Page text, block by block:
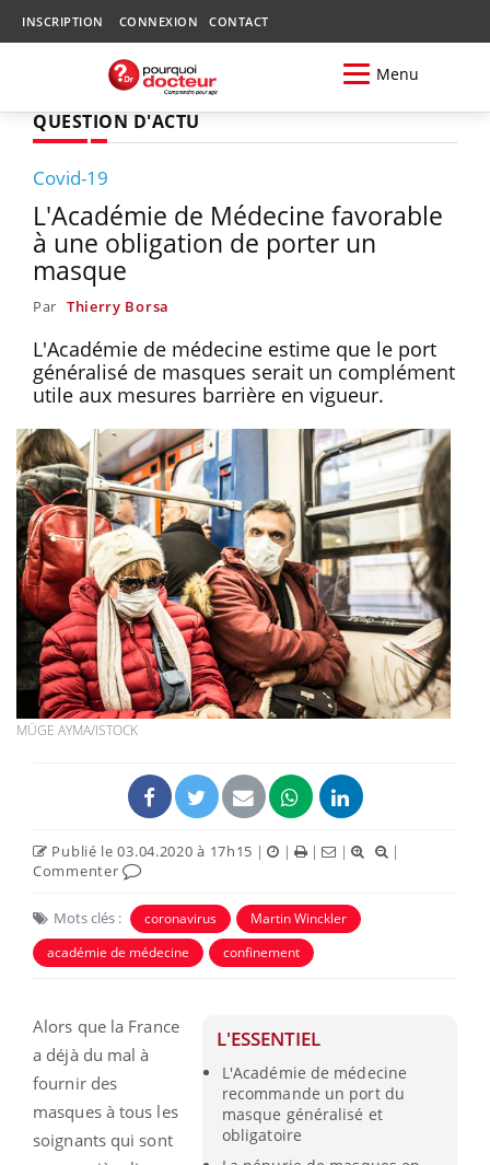
INSCRIPTION CONNEXION CONTACT
Menu
QUESTION D'ACTU
Covid-19
L'Académie de Médecine favorable
à une obligation de porter un
masque
Par Thierry Borsa
L'Académie de médecine estime que le port
généralisé de masques serait un complément
utile aux mesures barrière en vigueur.
MÜGE AYMA/ISTOCK
Publié le 03.04.2020 à 17h15 | | | |
|
Commenter
Mots clés : coronavirus
Martin Winckler
académie de médecine
confinement
L'ESSENTIEL
L'Académie de médecine
recommande un port du
masque généralisé et
obligatoire
Alors que la France
a déjà du mal à
fournir des
masques à tous les
soignants qui sont